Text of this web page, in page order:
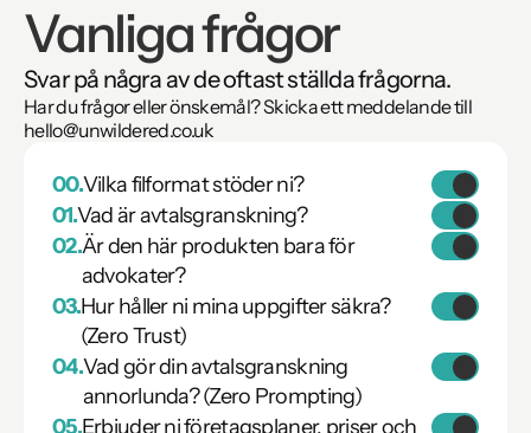
Vanliga frågor
Svar på några av de oftast ställda frågorna.
Har du frågor eller önskemål? Skicka ett meddelande till
hello@unwildered.co.uk
00.Vilka filformat stöder ni?
.docx
.pdf
01.Vad är avtalsgranskning?
02.Är den här produkten bara för
advokater?
03.Hur håller ni mina uppgifter säkra?
(Zero Trust)
04.Vad gör din avtalsgranskning
annorlunda? (Zero Prompting)
05.Erbjuder ni företagsplaner, priser och